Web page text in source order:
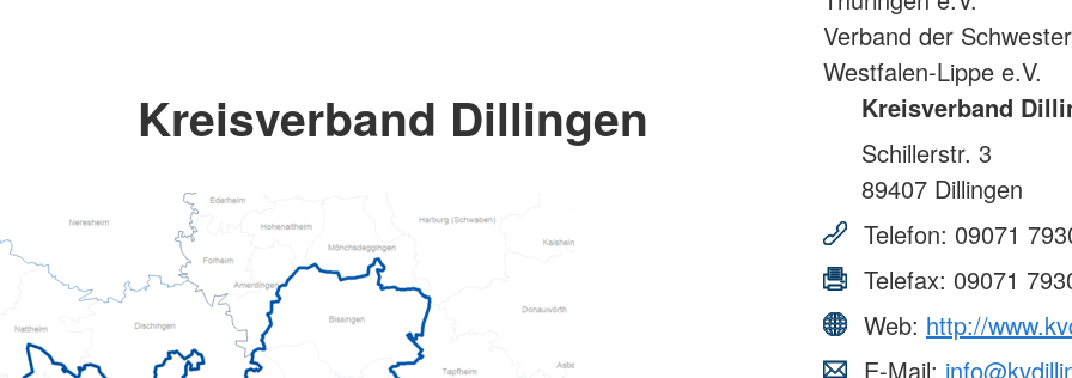
Verband der
Westfalen-Lippe e.V.
Kreisverband Dillingen
Kreisverband
Schillerstr. 3
89407 Dillingen
Telefon: 09071
Telefax: 09071
Web: http://
E-Mail: